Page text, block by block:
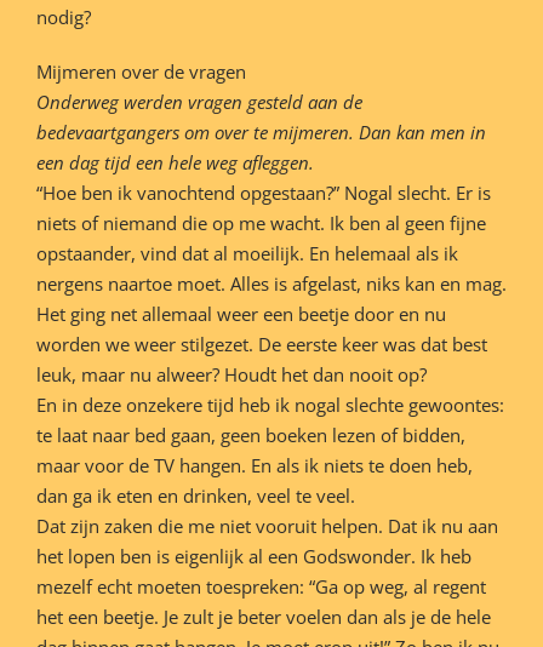
nodig?
Mijmeren over de vragen
Onderweg werden vragen gesteld aan de
bedevaartgangers om over te mijmeren. Dan kan men in
een dag tijd een hele weg afleggen.
“Hoe ben ik vanochtend opgestaan?” Nogal slecht. Er is
niets of niemand die op me wacht. Ik ben al geen fijne
opstaander, vind dat al moeilijk. En helemaal als ik
nergens naartoe moet. Alles is afgelast, niks kan en mag.
Het ging net allemaal weer een beetje door en nu
worden we weer stilgezet. De eerste keer was dat best
leuk, maar nu alweer? Houdt het dan nooit op?
En in deze onzekere tijd heb ik nogal slechte gewoontes:
te laat naar bed gaan, geen boeken lezen of bidden,
maar voor de TV hangen. En als ik niets te doen heb,
dan ga ik eten en drinken, veel te veel.
Dat zijn zaken die me niet vooruit helpen. Dat ik nu aan
het lopen ben is eigenlijk al een Godswonder. Ik heb
mezelf echt moeten toespreken: “Ga op weg, al regent
het een beetje. Je zult je beter voelen dan als je de hele